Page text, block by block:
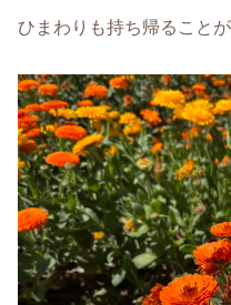
ひまわりも持ち帰ること